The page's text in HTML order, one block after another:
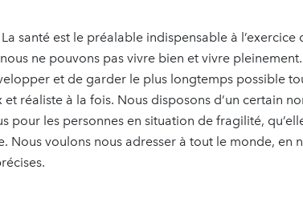
santé est le préalable indispensable à
nous ne pouvons pas vivre bien et vivre
et de garder le plus longtemps possible
réaliste à la fois. Nous disposons d’un certain
pour les personnes en situation de fragilité,
Nous voulons nous adresser à tout le monde, en